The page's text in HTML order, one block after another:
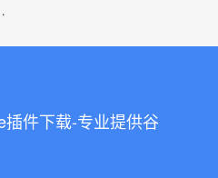
、优惠券
件下载-专业提供谷